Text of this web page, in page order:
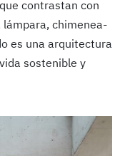
contrastan con
lámpara, chimenea-
es una arquitectura
sostenible y